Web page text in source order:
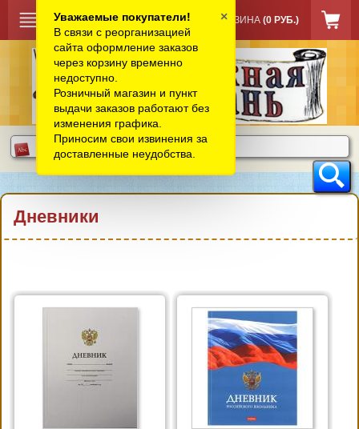
КОРЗИНА (0 РУБ.)
Дневники
Уважаемые покупатели!
В связи с реорганизацией
сайта оформление заказов
через корзину временно
недоступно.
Розничный магазин и пункт
выдачи заказов работают без
изменения графика.
Приносим свои извинения за
доставленные неудобства.
×